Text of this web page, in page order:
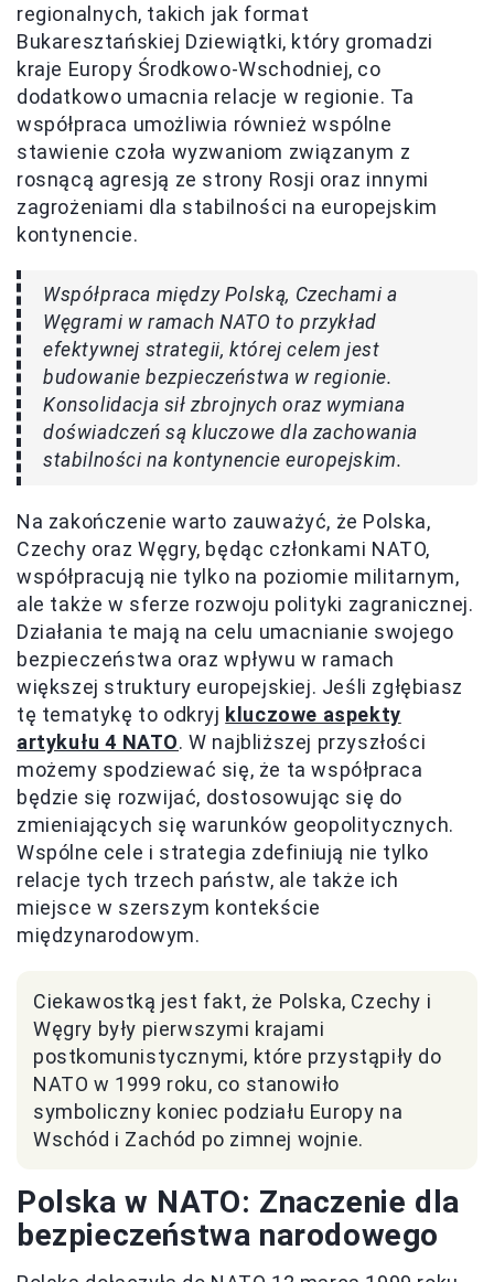
regionalnych, takich jak format
Bukaresztańskiej Dziewiątki, który gromadzi
kraje Europy Środkowo-Wschodniej, co
dodatkowo umacnia relacje w regionie. Ta
współpraca umożliwia również wspólne
stawienie czoła wyzwaniom związanym z
rosnącą agresją ze strony Rosji oraz innymi
zagrożeniami dla stabilności na europejskim
kontynencie.
Współpraca między Polską, Czechami a
Węgrami w ramach NATO to przykład
efektywnej strategii, której celem jest
budowanie bezpieczeństwa w regionie.
Konsolidacja sił zbrojnych oraz wymiana
doświadczeń są kluczowe dla zachowania
stabilności na kontynencie europejskim.
Na zakończenie warto zauważyć, że Polska,
Czechy oraz Węgry, będąc członkami NATO,
współpracują nie tylko na poziomie militarnym,
ale także w sferze rozwoju polityki zagranicznej.
Działania te mają na celu umacnianie swojego
bezpieczeństwa oraz wpływu w ramach
większej struktury europejskiej. Jeśli zgłębiasz
tę tematykę to odkryj kluczowe aspekty
artykułu 4 NATO. W najbliższej przyszłości
możemy spodziewać się, że ta współpraca
będzie się rozwijać, dostosowując się do
zmieniających się warunków geopolitycznych.
Wspólne cele i strategia zdefiniują nie tylko
relacje tych trzech państw, ale także ich
miejsce w szerszym kontekście
międzynarodowym.
Ciekawostką jest fakt, że Polska, Czechy i
Węgry były pierwszymi krajami
postkomunistycznymi, które przystąpiły do
NATO w 1999 roku, co stanowiło
symboliczny koniec podziału Europy na
Wschód i Zachód po zimnej wojnie.
Polska w NATO: Znaczenie dla
bezpieczeństwa narodowego